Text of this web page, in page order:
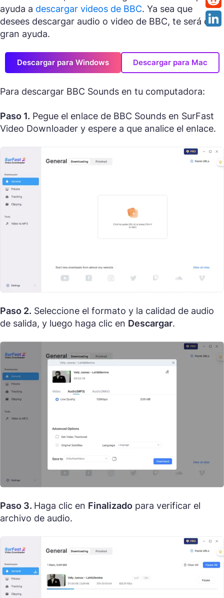
ayuda a descargar videos de BBC. Ya sea que
desees descargar audio o video de BBC, te será de
gran ayuda.
Descargar para Windows Descargar para Mac
Para descargar BBC Sounds en tu computadora:
Paso 1. Pegue el enlace de BBC Sounds en SurFast
Video Downloader y espere a que analice el enlace.
Paso 2. Seleccione el formato y la calidad de audio
de salida, y luego haga clic en Descargar.
Paso 3. Haga clic en Finalizado para verificar el
archivo de audio.